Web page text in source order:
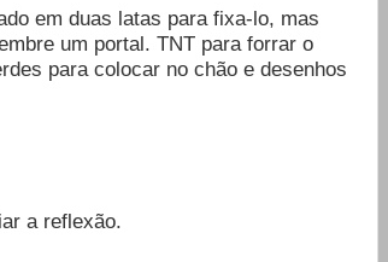
em duas latas para fixa-lo, mas
um portal. TNT para forrar o
para colocar no chão e desenhos
a reflexão.